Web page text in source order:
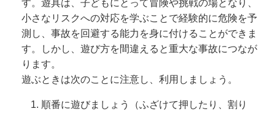
す。遊具は、子どもにとって冒険や挑戦の場となり、
小さなリスクへの対応を学ぶことで経験的に危険を予
測し、事故を回避する能力を身に付けることができま
す。しかし、遊び方を間違えると重大な事故につなが
ります。
遊ぶときは次のことに注意し、利用しましょう。
順番に遊びましょう（ふざけて押したり、割り